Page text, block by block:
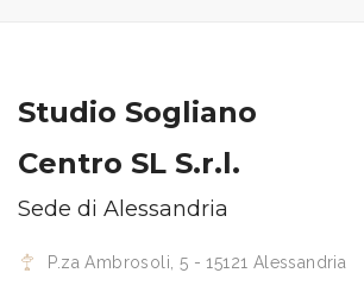
Studio Sogliano
Centro SL S.r.l.
Sede di Alessandria
P.za Ambrosoli, 5 - 15121 Alessandria